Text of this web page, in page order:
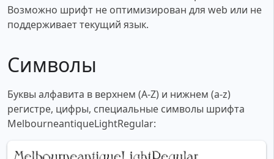
Возможно шрифт не оптимизирован для web или не
поддерживает текущий язык.
Символы
Буквы алфавита в верхнем (A-Z) и нижнем (a-z)
регистре, цифры, специальные символы шрифта
MelbourneantiqueLightRegular: